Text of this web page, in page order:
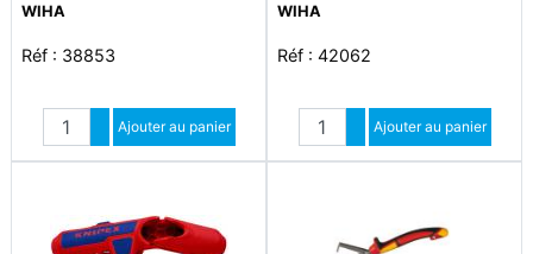
WIHA
Réf : 38853
Quantité
Augmenter quantité
Diminuer quantité
Ajouter au panier
WIHA
Réf : 42062
Quantité
Augmenter quantité
Diminuer quantité
Ajouter au panier